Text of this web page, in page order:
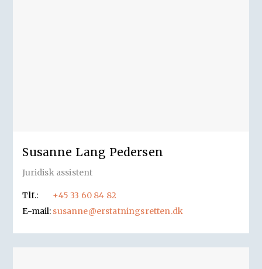
Susanne Lang Pedersen
Juridisk assistent
Tlf.:
+45 33 60 84 82
E-mail: susanne@erstatningsretten.dk